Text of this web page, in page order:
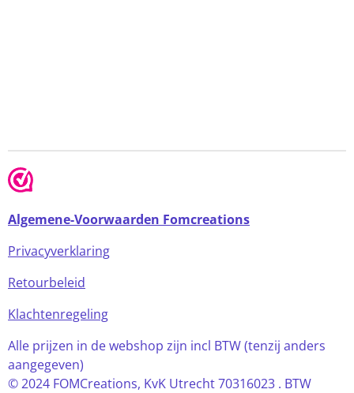
Algemene-Voorwaarden Fomcreations
Privacyverklaring
Retourbeleid
Klachtenregeling
Alle prijzen in de webshop zijn incl BTW (tenzij anders
aangegeven)
© 2024 FOMCreations, KvK Utrecht 70316023 . BTW